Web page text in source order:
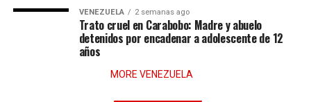
VENEZUELA 2 semanas ago
Trato cruel en Carabobo: Madre y abuelo
detenidos por encadenar a adolescente de 12
años
MORE VENEZUELA